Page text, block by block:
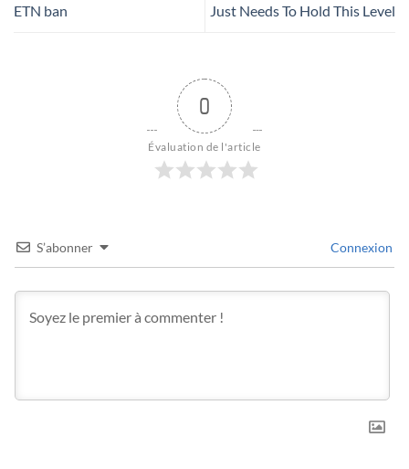
ETN ban
Just Needs To Hold This Level
0
Évaluation de l'article
S’abonner Connexion